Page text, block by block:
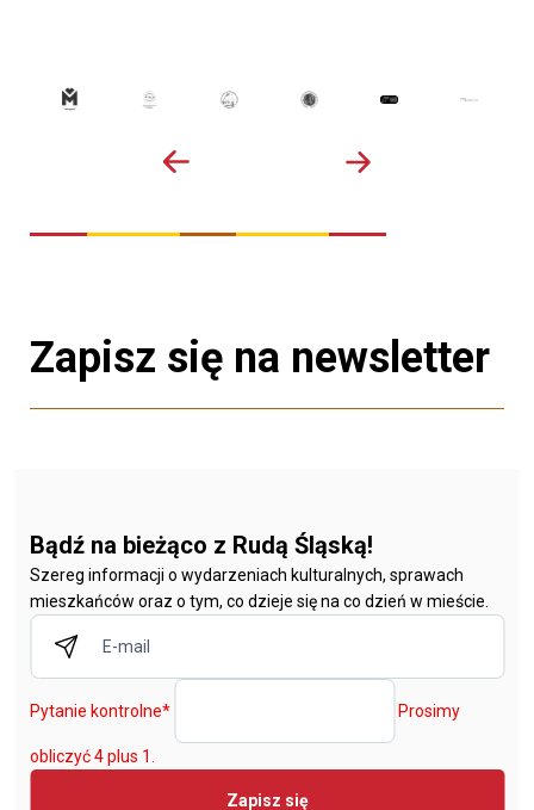
Zapisz się na newsletter
Bądź na bieżąco z Rudą Śląską!
Szereg informacji o wydarzeniach kulturalnych, sprawach
mieszkańców oraz o tym, co dzieje się na co dzień w mieście.
Pytanie kontrolne* Prosimy
obliczyć 4 plus 1.
Zapisz się